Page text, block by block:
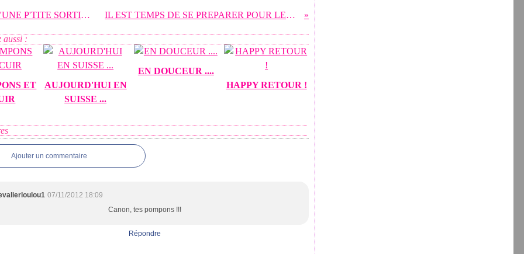
ENVIE D'UNE P'TITE SORTIE ? Je serai heureuse de IL EST TEMPS DE SE PREPARER POUR LES FETES DE FIN D'ANNEE !
aussi :
ET
AUJOURD'HUI EN
SUISSE ...
EN DOUCEUR ....
HAPPY RETOUR !
Ajouter un commentaire
07/11/2012 18:09
Canon, tes pompons !!!
Répondre